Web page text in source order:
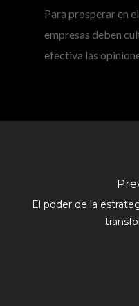
Para prosperar en
empresas deben
efectiva las
El poder de la